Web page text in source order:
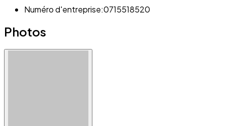
Numéro d'entreprise:0715518520
Photos